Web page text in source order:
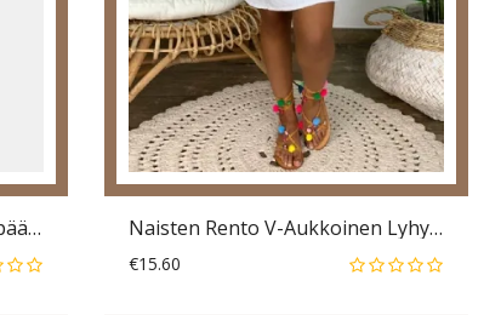
Tropical Plants Print Off Olkapäälle Kesä Holiday-Minimekko Naisten Rento V-Aukkoinen Lyhythihainen Päivittäinen Rento Kiinteä Minimekko
€15.60